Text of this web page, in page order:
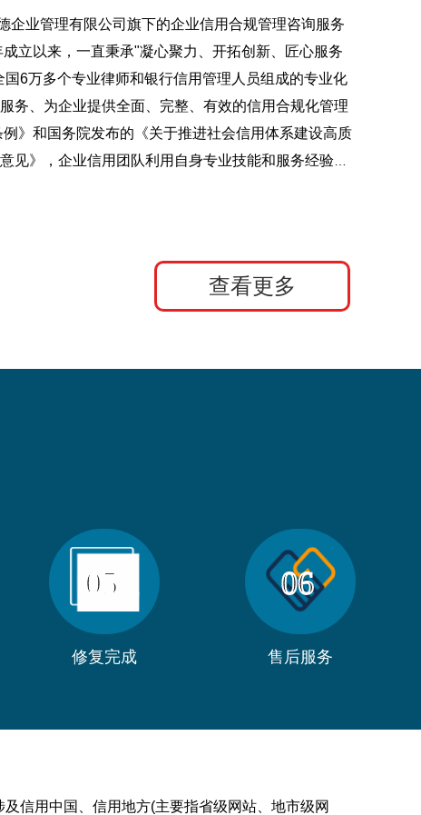
成立以来，一直秉承"凝心聚力、开拓创新、匠心服务
6万多个专业律师和银行信用管理人员组成的专业化
务、为企业提供全面、完整、有效的信用合规化管理
》和国务院发布的《关于推进社会信用体系建设高质
见》，企业信用团队利用自身专业技能和服务经验，
主体的非恶意失信行为提出修复信用的解决方案，针
、不准确或超过留档期限的非恶意的、违约类的失信
信主体与信用机构进行沟通，争取合法合情合理的权
下进行，同时向全社会开展信用修复知识普及和咨询
查看更多
05 06